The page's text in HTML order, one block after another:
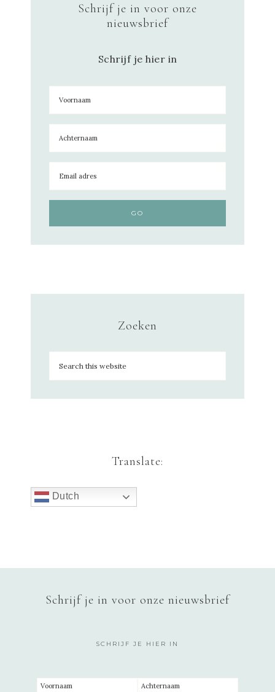
Schrijf je in voor onze
nieuwsbrief
Schrijf je hier in
Zoeken
Translate:
Dutch
Schrijf je in voor onze nieuwsbrief
SCHRIJF JE HIER IN